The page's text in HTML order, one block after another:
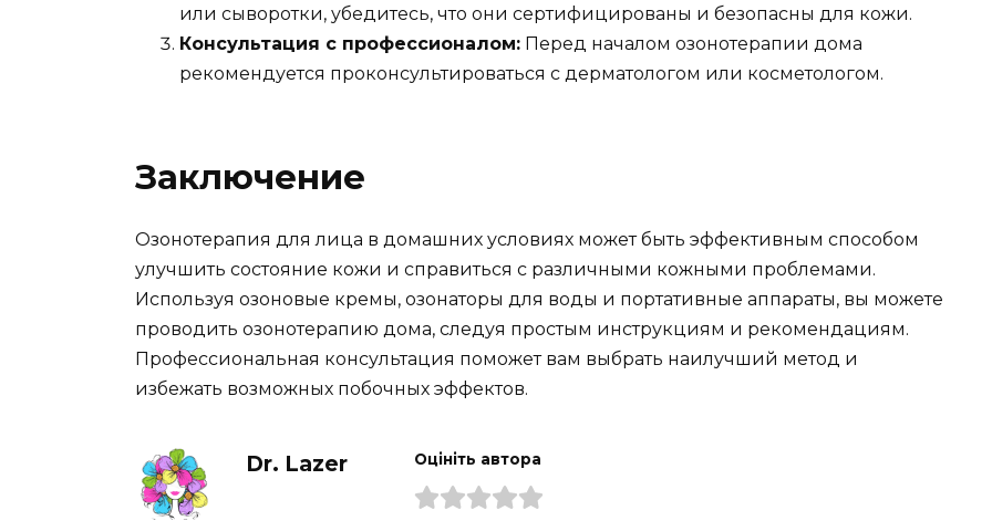
или сыворотки, убедитесь, что они сертифицированы и безопасны для кожи.
Консультация с профессионалом: Перед началом озонотерапии дома
рекомендуется проконсультироваться с дерматологом или косметологом.
Заключение
Озонотерапия для лица в домашних условиях может быть эффективным способом
улучшить состояние кожи и справиться с различными кожными проблемами.
Используя озоновые кремы, озонаторы для воды и портативные аппараты, вы можете
проводить озонотерапию дома, следуя простым инструкциям и рекомендациям.
Профессиональная консультация поможет вам выбрать наилучший метод и
избежать возможных побочных эффектов.
Dr. Lazer Оцініть автора